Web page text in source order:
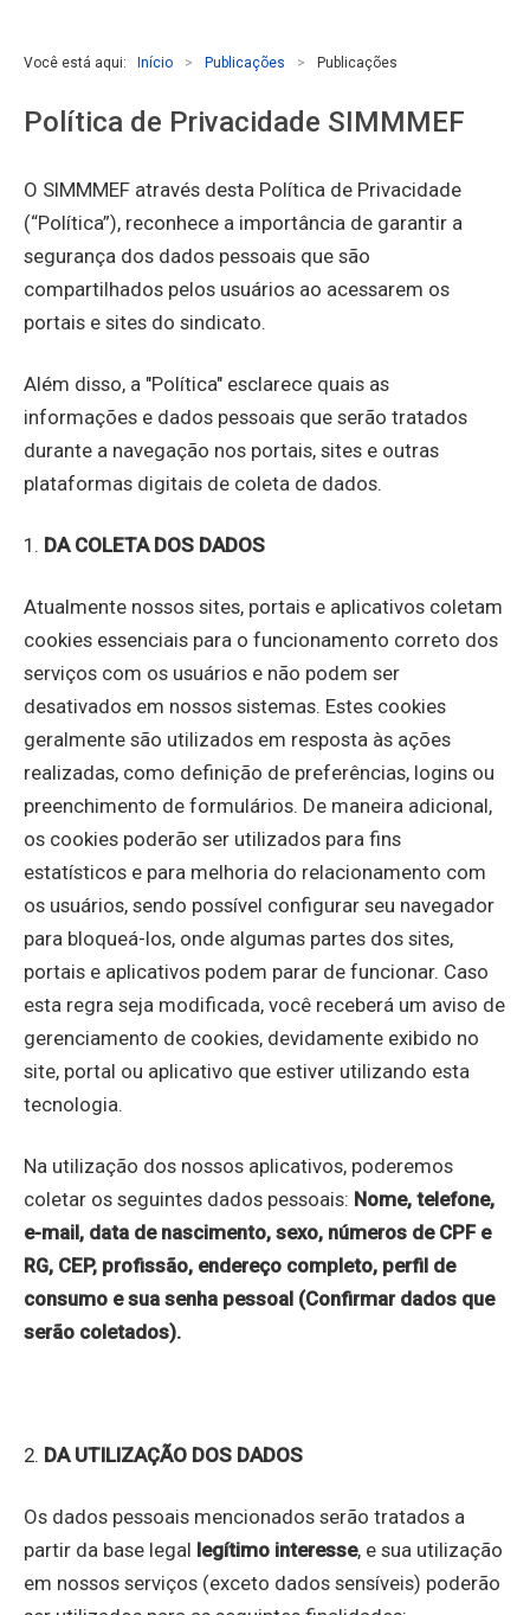
Você está aqui: Início > Publicações > Publicações
Política de Privacidade SIMMMEF
O SIMMMEF através desta Política de Privacidade
(“Política”), reconhece a importância de garantir a
segurança dos dados pessoais que são
compartilhados pelos usuários ao acessarem os
portais e sites do sindicato.
Além disso, a "Política" esclarece quais as
informações e dados pessoais que serão tratados
durante a navegação nos portais, sites e outras
plataformas digitais de coleta de dados.
1. DA COLETA DOS DADOS
Atualmente nossos sites, portais e aplicativos coletam
cookies essenciais para o funcionamento correto dos
serviços com os usuários e não podem ser
desativados em nossos sistemas. Estes cookies
geralmente são utilizados em resposta às ações
realizadas, como definição de preferências, logins ou
preenchimento de formulários. De maneira adicional,
os cookies poderão ser utilizados para fins
estatísticos e para melhoria do relacionamento com
os usuários, sendo possível configurar seu navegador
para bloqueá-los, onde algumas partes dos sites,
portais e aplicativos podem parar de funcionar. Caso
esta regra seja modificada, você receberá um aviso de
gerenciamento de cookies, devidamente exibido no
site, portal ou aplicativo que estiver utilizando esta
tecnologia.
Na utilização dos nossos aplicativos, poderemos
coletar os seguintes dados pessoais: Nome, telefone,
e-mail, data de nascimento, sexo, números de CPF e
RG, CEP, profissão, endereço completo, perfil de
consumo e sua senha pessoal (Confirmar dados que
serão coletados).
2. DA UTILIZAÇÃO DOS DADOS
Os dados pessoais mencionados serão tratados a
partir da base legal legítimo interesse, e sua utilização
em nossos serviços (exceto dados sensíveis) poderão